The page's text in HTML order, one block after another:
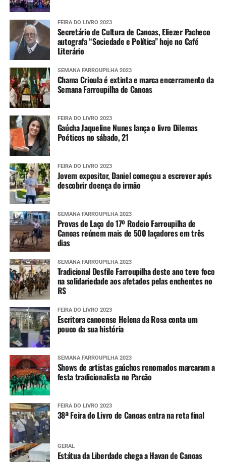
FEIRA DO LIVRO 2023
Secretário de Cultura de Canoas, Eliezer Pacheco
autografa “Sociedade e Política” hoje no Café
Literário
SEMANA FARROUPILHA 2023
Chama Crioula é extinta e marca encerramento da
Semana Farroupilha de Canoas
FEIRA DO LIVRO 2023
Gaúcha Jaqueline Nunes lança o livro Dilemas
Poéticos no sábado, 21
FEIRA DO LIVRO 2023
Jovem expositor, Daniel começou a escrever após
descobrir doença do irmão
SEMANA FARROUPILHA 2023
Provas de Laço do 17º Rodeio Farroupilha de
Canoas reúnem mais de 500 laçadores em três
dias
SEMANA FARROUPILHA 2023
Tradicional Desfile Farroupilha deste ano teve foco
na solidariedade aos afetados pelas enchentes no
RS
FEIRA DO LIVRO 2023
Escritora canoense Helena da Rosa conta um
pouco da sua história
SEMANA FARROUPILHA 2023
Shows de artistas gaúchos renomados marcaram a
festa tradicionalista no Parcão
FEIRA DO LIVRO 2023
38ª Feira do Livro de Canoas entra na reta final
GERAL
Estátua da Liberdade chega a Havan de Canoas